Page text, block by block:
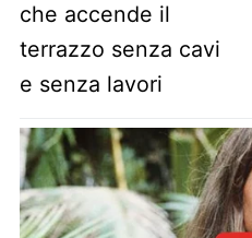
che accende il
terrazzo senza cavi
e senza lavori